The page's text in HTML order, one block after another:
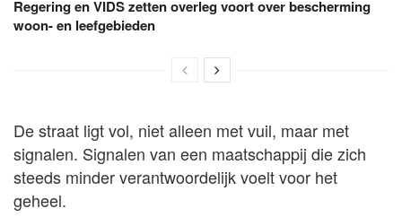
Regering en VIDS zetten overleg voort over bescherming
woon- en leefgebieden
De straat ligt vol, niet alleen met vuil, maar met
signalen. Signalen van een maatschappij die zich
steeds minder verantwoordelijk voelt voor het
geheel.